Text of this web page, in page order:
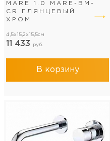
MARE 1.0 MARE-BM-
CR ГЛЯНЦЕВЫЙ
ХРОМ
4,5x15,2x15,5см
11 433 руб.
В корзину